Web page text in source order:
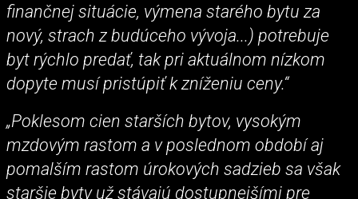
finančnej situácie, výmena starého bytu za
nový, strach z budúceho vývoja...) potrebuje
byt rýchlo predať, tak pri aktuálnom nízkom
dopyte musí pristúpiť k zníženiu ceny.“
„Poklesom cien starších bytov, vysokým
mzdovým rastom a v poslednom období aj
pomalším rastom úrokových sadzieb sa však
staršie byty už stávajú dostupnejšími pre